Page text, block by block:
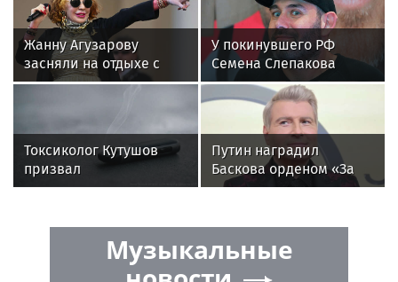
Жанну Агузарову
засняли на отдыхе с
22‑летним другом
У покинувшего РФ
Семена Слепакова
нашли еще две
квартиры в Москве
Токсиколог Кутушов
призвал
законодательно
вейпов
Путин наградил
Баскова орденом «За
заслуги перед
Музыкальные